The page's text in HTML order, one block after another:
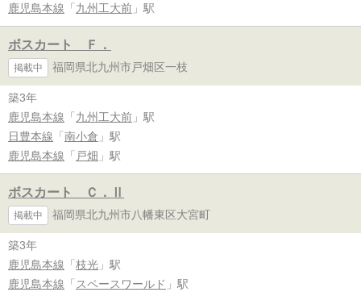
鹿児島本線 「 九州工大前 」駅
ボスカート Ｆ．
掲載中 福岡県北九州市戸畑区一枝
築3年
鹿児島本線 「 九州工大前 」駅
日豊本線 「 南小倉 」駅
鹿児島本線 「 戸畑 」駅
ボスカート Ｃ．Ⅱ
掲載中 福岡県北九州市八幡東区大宮町
築3年
鹿児島本線 「 枝光 」駅
鹿児島本線 「 スペースワールド 」駅